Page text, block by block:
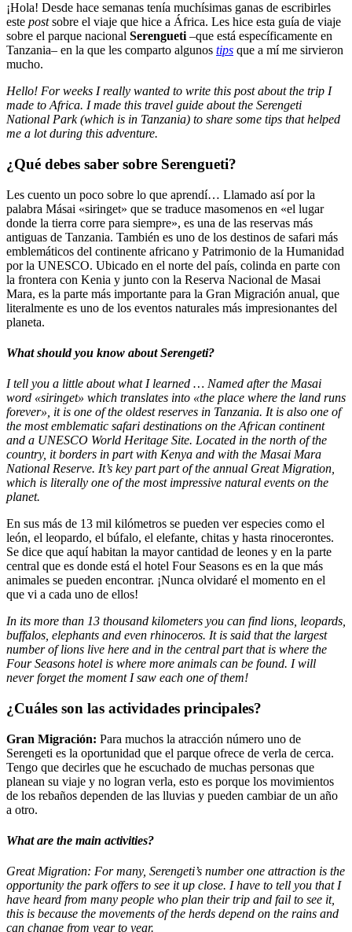
¡Hola! Desde hace semanas tenía muchísimas ganas de escribirles
este postsobre el viaje que hice a África. Les hice esta guía de viaje
sobre el parque nacional Serengueti –que está específicamente en
Tanzania– en la que les comparto algunos tips que a mí me sirvieron
mucho.
Hello! For weeks I really wanted to write this post about the trip I
made to Africa. I made this travel guide about the Serengeti
National Park (which is in Tanzania) to share some tips that helped
me a lot during this adventure.
¿Qué debes saber sobre Serengueti?
Les cuento un poco sobre lo que aprendí… Llamado así por la
palabra Másai «siringet» que se traduce masomenos en «el lugar
donde la tierra corre para siempre», es una de las reservas más
antiguas de Tanzania. También es uno de los destinos de safari más
emblemáticos del continente africano y Patrimonio de la Humanidad
por la UNESCO. Ubicado en el norte del país, colinda en parte con
la frontera con Kenia y junto con la Reserva Nacional de Masai
Mara, es la parte más importante para la Gran Migración anual, que
literalmente es uno de los eventos naturales más impresionantes del
planeta.
What should you know about Serengeti?
I tell you a little about what I learned … Named after the Masai
word «siringet» which translates into «the place where the land runs
forever», it is one of the oldest reserves in Tanzania. It is also one of
the most emblematic safari destinations on the African continent
and a UNESCO World Heritage Site. Located in the north of the
country, it borders in part with Kenya and with the Masai Mara
National Reserve. It’s key part part of the annual Great Migration,
which is literally one of the most impressive natural events on the
planet.
En sus más de 13 mil kilómetros se pueden ver especies como el
león, el leopardo, el búfalo, el elefante, chitas y hasta rinocerontes.
Se dice que aquí habitan la mayor cantidad de leones y en la parte
central que es donde está el hotel Four Seasons es en la que más
animales se pueden encontrar. ¡Nunca olvidaré el momento en el
que vi a cada uno de ellos!
In its more than 13 thousand kilometers you can find lions, leopards,
buffalos, elephants and even rhinoceros. It is said that the largest
number of lions live here and in the central part that is where the
Four Seasons hotel is where more animals can be found. I will
never forget the moment I saw each one of them!
¿Cuáles son las actividades principales?
Gran Migración: Para muchos la atracción número uno de
Serengeti es la oportunidad que el parque ofrece de verla de cerca.
Tengo que decirles que he escuchado de muchas personas que
planean su viaje y no logran verla, esto es porque los movimientos
de los rebaños dependen de las lluvias y pueden cambiar de un año
a otro.
What are the main activities?
Great Migration: For many, Serengeti’s number one attraction is the
opportunity the park offers to see it up close. I have to tell you that I
have heard from many people who plan their trip and fail to see it,
this is because the movements of the herds depend on the rains and
can change from year to year.